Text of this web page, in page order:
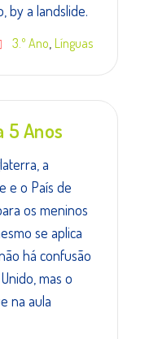
by a landslide.
3.º Ano Línguas
5 Anos
a
e o País de
os meninos
se aplica
há confusão
mas o
na aula